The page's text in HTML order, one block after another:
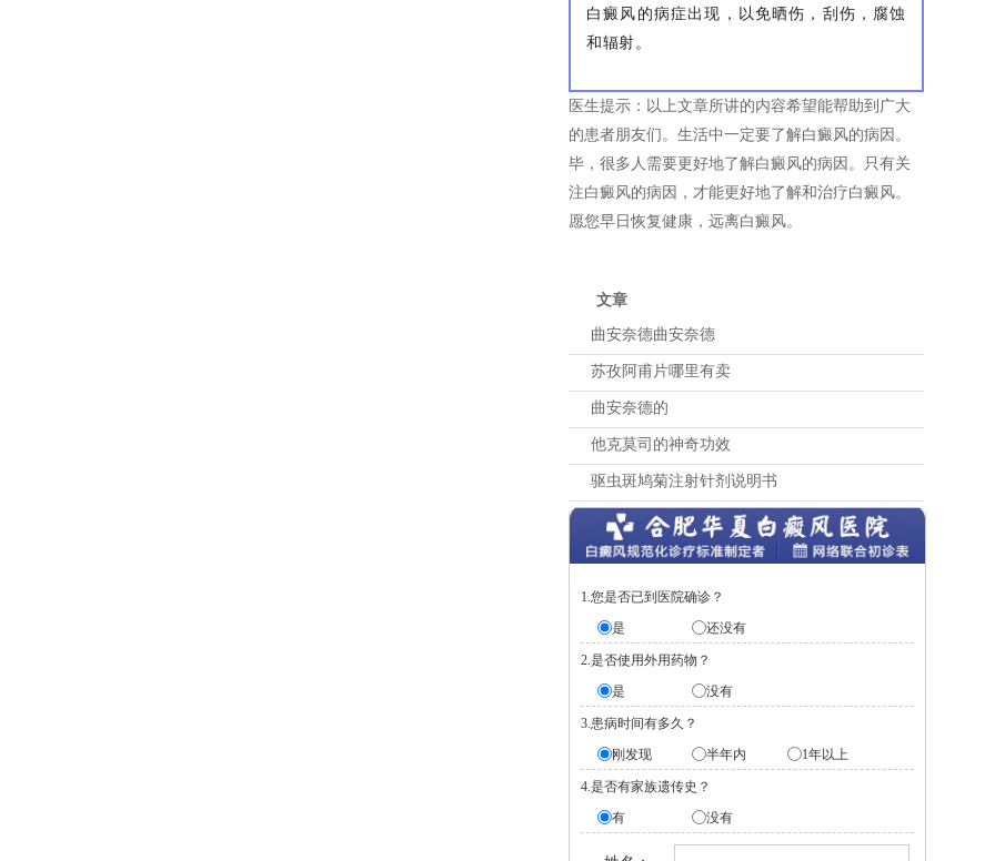
白癜风的病症出现，以免晒伤，刮伤，腐蚀
和辐射。
医生提示：以上文章所讲的内容希望能帮助到广大
的患者朋友们。生活中一定要了解白癜风的病因。
毕，很多人需要更好地了解白癜风的病因。只有关
注白癜风的病因，才能更好地了解和治疗白癜风。
愿您早日恢复健康，远离白癜风。
文章
曲安奈德曲安奈德
苏孜阿甫片哪里有卖
曲安奈德的
他克莫司的神奇功效
驱虫斑鸠菊注射针剂说明书
1.您是否已到医院确诊？
是
还没有
2.是否使用外用药物？
是
没有
3.患病时间有多久？
刚发现
半年内 1年以上
4.是否有家族遗传史？
有
没有